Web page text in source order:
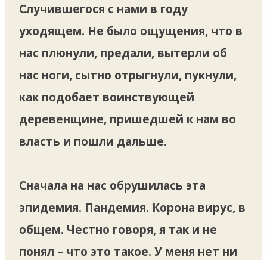
Случившегося с нами в году
уходящем. Не было ощущения, что в
нас плюнули, предали, вытерли об
нас ноги, сытно отрыгнули, пукнули,
как подобает воинствующей
деревенщине, пришедшей к нам во
власть и пошли дальше.
Сначала на нас обрушилась эта
эпидемия. Пандемия. Корона вирус, в
общем. Честно говоря, я так и не
понял – что это такое. У меня нет ни